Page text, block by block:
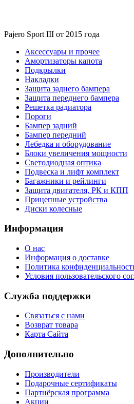
Pajero Sport III от 2015 года
Аксессуары и прочее
Амортизаторы капота
Подкрылки
Накладки
Защита заднего бампера
Защита переднего бампера
Решетка радиатора
Пороги
Бампер задний
Бампер передний
Лебедка и оборудование
Блоки увеличения мощности
Светодиодная оптика
Подвеска и лифт комплект
Багажники и рейлинги
Защита двигателя, РК и КПП
Прицепные устройства
Диски колесные
Информация
О нас
Информация о доставке
Политика
Условия пользовательского
Служба поддержки
Связаться с нами
Возврат товара
Карта Сайта
Дополнительно
Производители
Подарочные сертификаты
Партнёрская программа
Акции